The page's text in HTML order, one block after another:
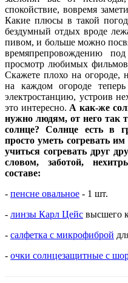
спокойствие, вовремя
Какие плюсы в такой
бездумный отдых вроде
пивом, и больше можно
времяпрепровождению
просмотр любимых
Скажете плохо на огороде,
на каждом огороде
электростанцию, устроив
это интересно. А как-же
нужно людям, от него так
солнце? Солнце есть в
просто уметь согревать
учиться согревать друг
словом, заботой,
составе:
- пенсне овальное - 1 шт.
- линзы Карл Цейс высшего
- салфетка с микрофиброй
- очки солнцезащитные с